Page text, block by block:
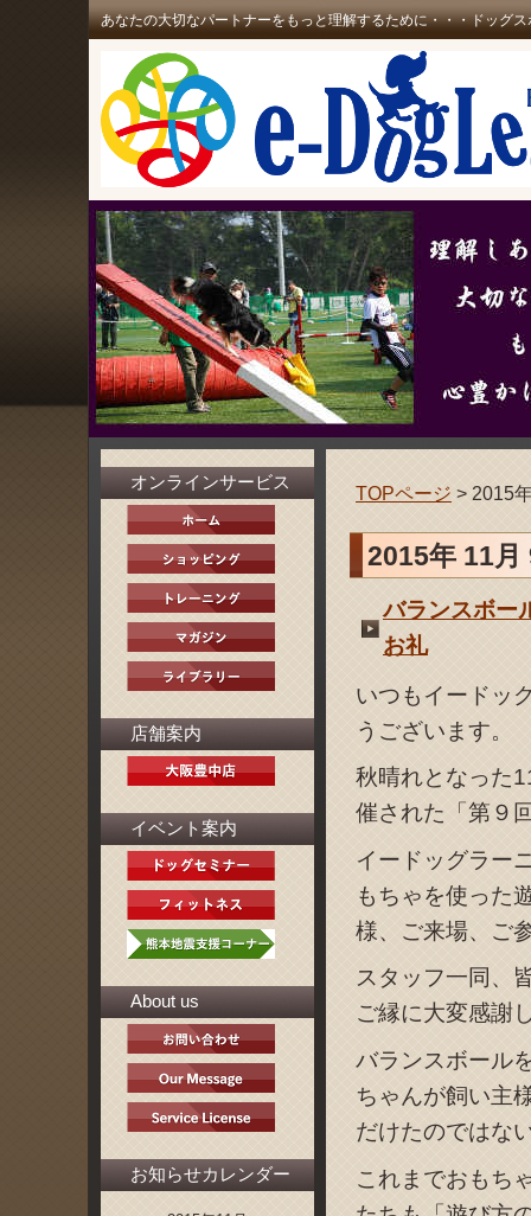
あなたの大切なパートナーをもっと理解するために・・・ドッグ
TOPページ > 2015
2015年 11月
バランスボー
お礼
いつもイードッ
うございます。
秋晴れとなった
催された「第９
イードッグラー
もちゃを使った
様、ご来場、ご
スタッフ一同、
ご縁に大変感謝
バランスボール
ちゃんが飼い主
だけたのではな
これまでおもち
オンラインサービス
店舗案内
イベント案内
About us
お知らせカレンダー